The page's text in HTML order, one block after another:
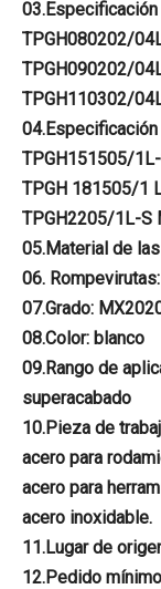
03.Especificación
TPGH080202/
TPGH090202/
TPGH110302/
04.Especificación
TPGH151505/
TPGH 181505/1
TPGH2205/1L-S
05.Material de
06.
07.Grado:
08.Color: blanco
09.Rango de
superacabado
10.Pieza de
acero para
acero para
acero inoxidable.
11.Lugar de
12.Pedido